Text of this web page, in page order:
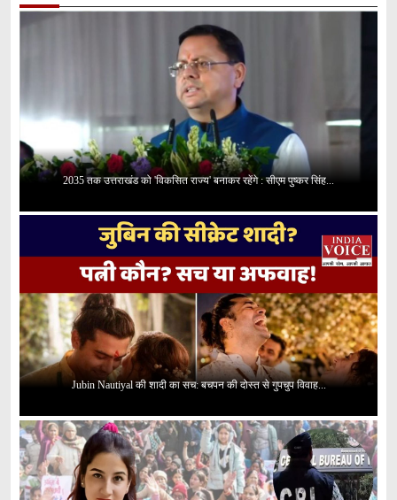
2035 तक उत्तराखंड को 'विकसित राज्य' बनाकर रहेंगे : सीएम पुष्कर सिंह...
Jubin Nautiyal की शादी का सच: बचपन की दोस्त से गुपचुप विवाह...